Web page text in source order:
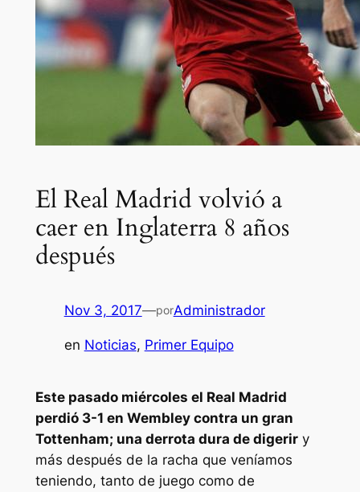
El Real Madrid volvió a
caer en Inglaterra 8 años
después
Nov 3, 2017—porAdministrador
en Noticias, Primer Equipo
Este pasado miércoles el Real Madrid
perdió 3-1 en Wembley contra un gran
Tottenham; una derrota dura de digeriry
más después de la racha que veníamos
teniendo, tanto de juego como de